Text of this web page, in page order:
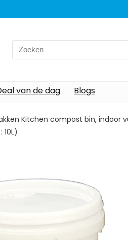
Search
for:
van de dag Blogs
Kitchen compost bin, indoor